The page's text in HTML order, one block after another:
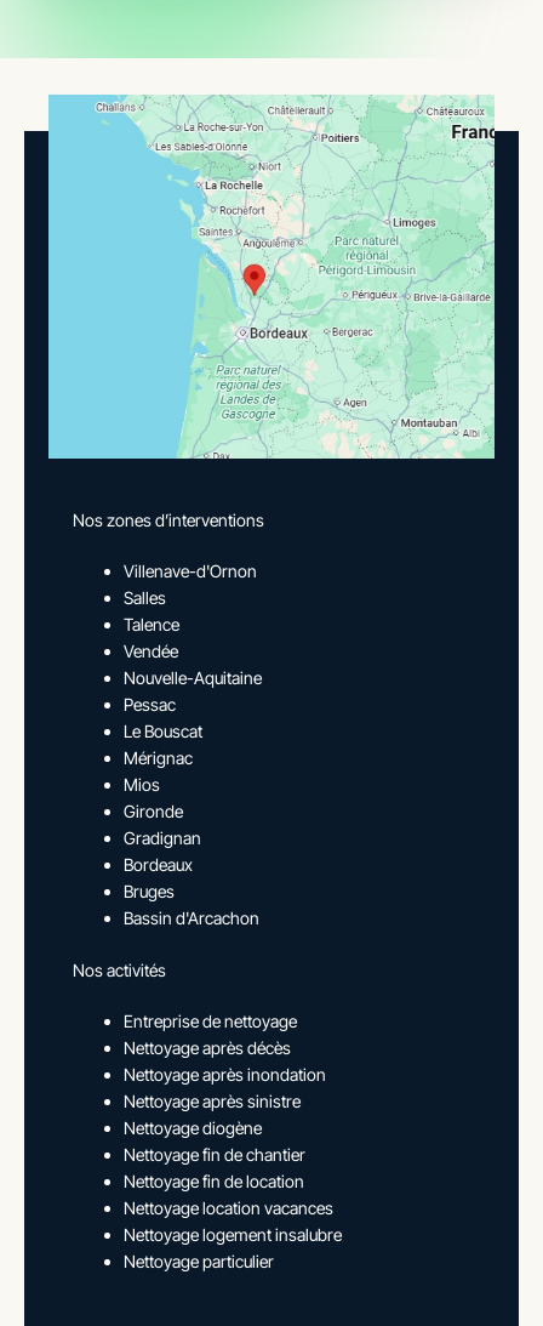
Nos zones d’interventions
Villenave-d'Ornon
Salles
Talence
Vendée
Nouvelle-Aquitaine
Pessac
Le Bouscat
Mérignac
Mios
Gironde
Gradignan
Bordeaux
Bruges
Bassin d'Arcachon
Nos activités
Entreprise de nettoyage
Nettoyage après décès
Nettoyage après inondation
Nettoyage après sinistre
Nettoyage diogène
Nettoyage fin de chantier
Nettoyage fin de location
Nettoyage location vacances
Nettoyage logement insalubre
Nettoyage particulier